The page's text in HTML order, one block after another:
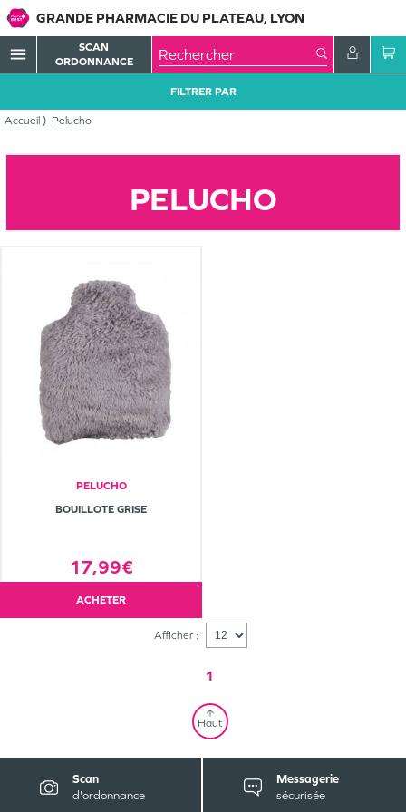
GRANDE PHARMACIE DU PLATEAU, LYON
menu
SCAN
ORDONNANCE
Accueil Pelucho
FILTRER PAR
PELUCHO
PELUCHO
BOUILLOTE GRISE
17,99€
ACHETER
Afficher :
1
Haut
Scan
d'ordonnance
Messagerie
sécurisée